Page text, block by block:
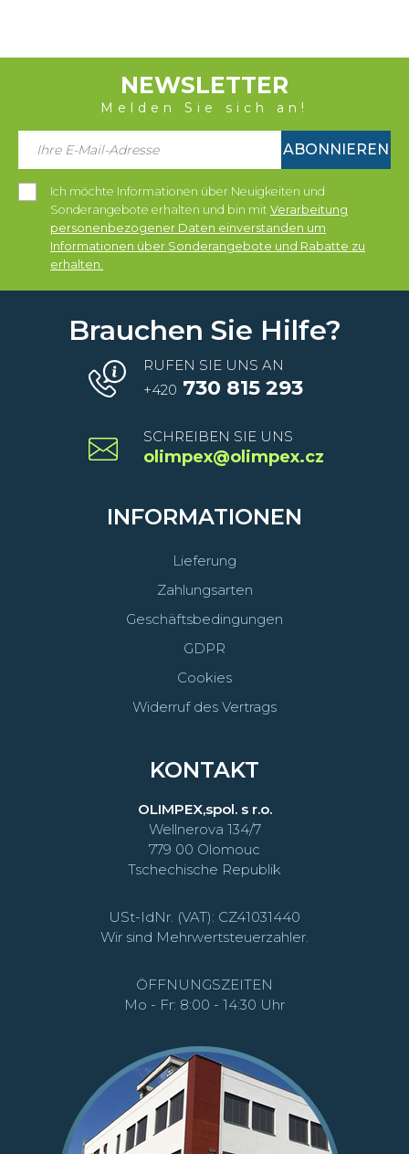
NEWSLETTER
Melden Sie sich an!
ABONNIEREN
Ich möchte Informationen über Neuigkeiten und
Sonderangebote erhalten und bin mit Verarbeitung
personenbezogener Daten einverstanden um
Informationen über Sonderangebote und Rabatte zu
erhalten.
Brauchen Sie Hilfe?
RUFEN SIE UNS AN
+420 730 815 293
SCHREIBEN SIE UNS
olimpex@olimpex.cz
INFORMATIONEN
Lieferung
Zahlungsarten
Geschäftsbedingungen
GDPR
Cookies
Widerruf des Vertrags
KONTAKT
OLIMPEX,spol. s r.o.
Wellnerova 134/7
779 00 Olomouc
Tschechische Republik
USt-IdNr. (VAT): CZ41031440
Wir sind Mehrwertsteuerzahler.
ÖFFNUNGSZEITEN
Mo - Fr: 8:00 - 14:30 Uhr